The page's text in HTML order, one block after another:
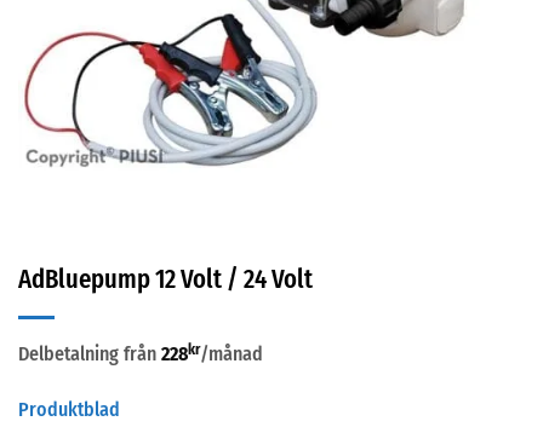
AdBluepump 12 Volt / 24 Volt
Delbetalning från 228kr/månad
Produktblad